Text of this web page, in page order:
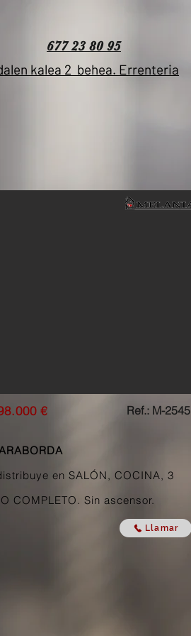
677 23 80 95
kalea 2 behea. Errenteria
.000 € Ref.: M-2545
en SALÓN, COCINA, 3
COMPLETO. Sin ascensor.
Llamar